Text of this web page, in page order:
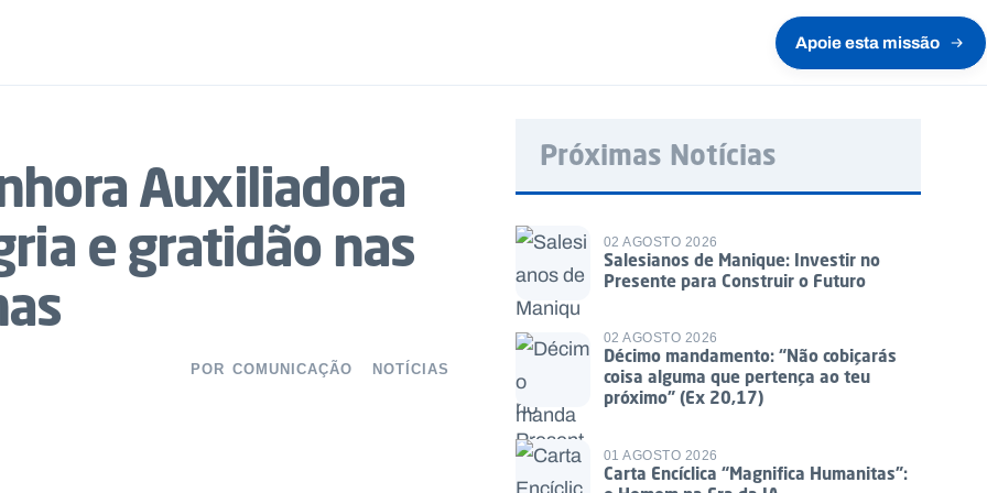
Apoie esta missão
Auxiliadora
e gratidão nas
POR COMUNICAÇÃO NOTÍCIAS
Próximas Notícias
02 AGOSTO 2026
Salesianos de Manique: Investir no
Presente para Construir o Futuro
02 AGOSTO 2026
Décimo mandamento: “Não cobiçarás
coisa alguma que pertença ao teu
próximo” (Ex 20,17)
01 AGOSTO 2026
Carta Encíclica “Magnifica Humanitas”: